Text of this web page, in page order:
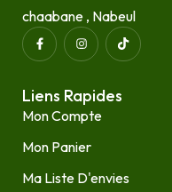
chaabane , Nabeul
Liens Rapides
Mon Compte
Mon Panier
Ma Liste D'envies